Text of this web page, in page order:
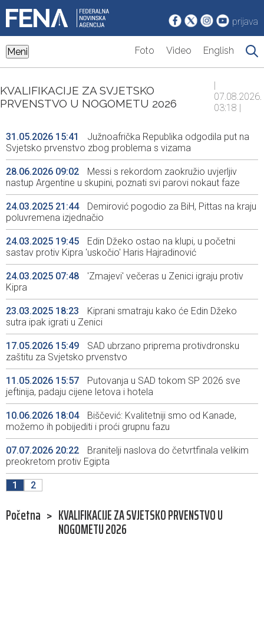
prijava
Meni Foto Video English
KVALIFIKACIJE ZA SVJETSKO
PRVENSTVO U NOGOMETU 2026
|
07.08.2026.
03:18 |
31.05.2026 15:41
Južnoafrička Republika odgodila put na
Svjetsko prvenstvo zbog problema s vizama
28.06.2026 09:02
Messi s rekordom zaokružio uvjerljiv
nastup Argentine u skupini, poznati svi parovi nokaut faze
24.03.2025 21:44
Demirović pogodio za BiH, Pittas na kraju
poluvremena izjednačio
24.03.2025 19:45
Edin Džeko ostao na klupi, u početni
sastav protiv Kipra 'uskočio' Haris Hajradinović
24.03.2025 07:48
'Zmajevi' večeras u Zenici igraju protiv
Kipra
23.03.2025 18:23
Kiprani smatraju kako će Edin Džeko
sutra ipak igrati u Zenici
17.05.2026 15:49
SAD ubrzano priprema protivdronsku
zaštitu za Svjetsko prvenstvo
11.05.2026 15:57
Putovanja u SAD tokom SP 2026 sve
jeftinija, padaju cijene letova i hotela
10.06.2026 18:04
Biščević: Kvalitetniji smo od Kanade,
možemo ih pobijediti i proći grupnu fazu
07.07.2026 20:22
Branitelji naslova do četvrtfinala velikim
preokretom protiv Egipta
1 2
Početna > KVALIFIKACIJE ZA SVJETSKO PRVENSTVO U
NOGOMETU 2026